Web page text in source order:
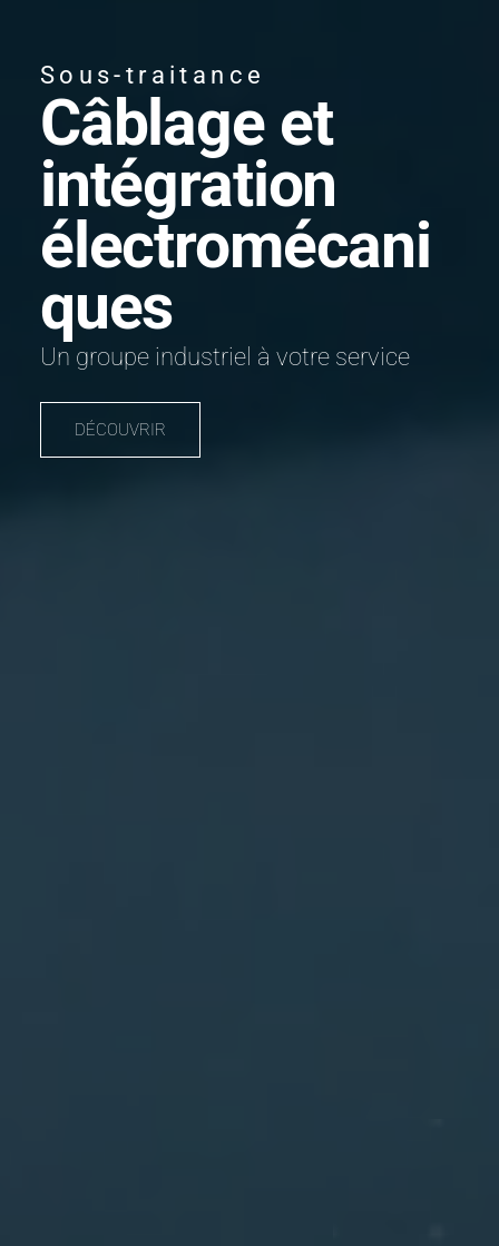
Sous-traitance
Câblage et
intégration
électromécani
ques
Un groupe industriel à votre service
DÉCOUVRIR